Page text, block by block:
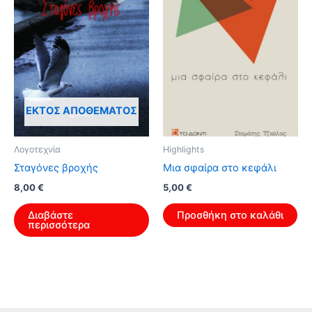
ΕΚΤΌΣ ΑΠΟΘΈΜΑΤΟΣ
Λογοτεχνία
Σταγόνες βροχής
8,00€
Διαβάστε
περισσότερα
Highlights
Μια σφαίρα στο κεφάλι
Original
was:
8,00 €.
5,00€
τιμή
είναι:
Προσθήκη στο καλάθι